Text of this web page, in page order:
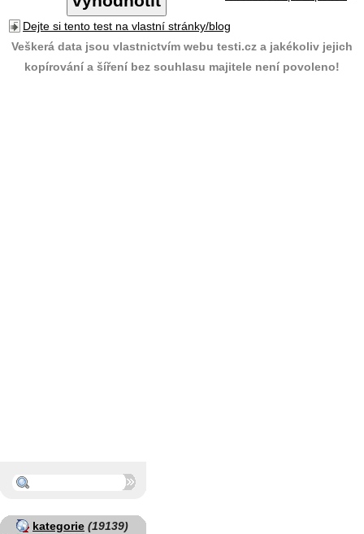
Dejte si tento test na vlastní stránky/blog
Veškerá data jsou vlastnictvím webu testi.cz a jakékoliv jejich
kopírování a šíření bez souhlasu majitele není povoleno!
kategorie (19139)